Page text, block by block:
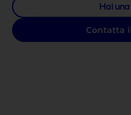
Hai
Contatta